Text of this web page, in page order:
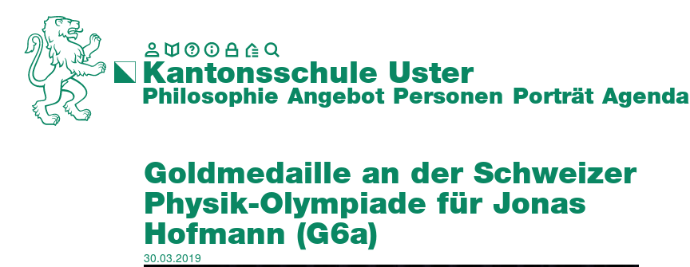
Kantonsschule Uster
Philosophie Angebot Personen Porträt Agenda
Goldmedaille an der Schweizer
Physik-Olympiade für Jonas
Hofmann (G6a)
30.03.2019